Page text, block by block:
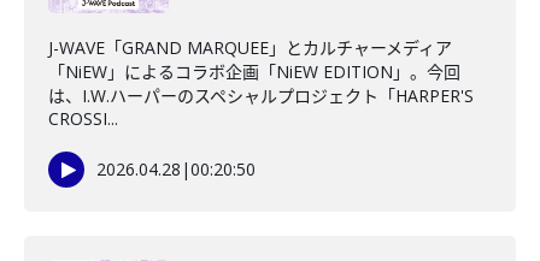
J-WAVE「GRAND MARQUEE」とカルチャーメディア
「NiEW」によるコラボ企画「NiEW EDITION」。今回
は、I.W.ハーパーのスペシャルプロジェクト「HARPER'S
CROSSI...
2026.04.28 |00:20:50